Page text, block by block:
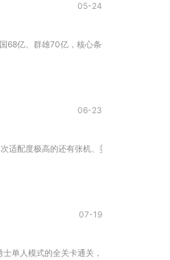
05-24
亿、群雄70亿，核心条件是通...
06-23
配度极高的还有张机、姜维、曹操、夏...
07-19
单人模式的全关卡通关，无论是日常单人周...